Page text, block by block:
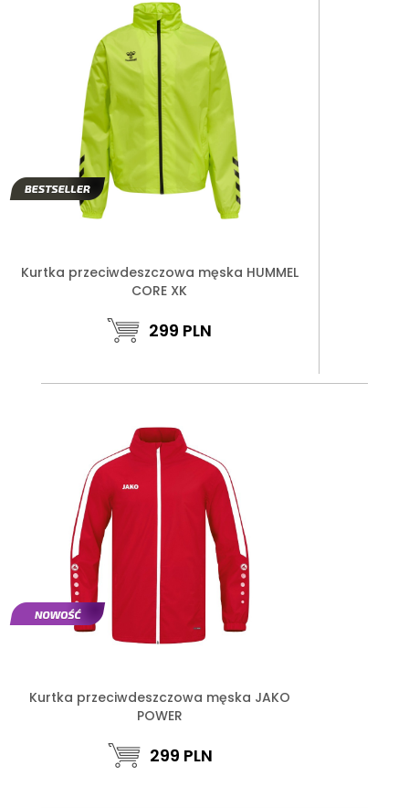
Kurtka przeciwdeszczowa męska HUMMEL
CORE XK
299 PLN
Kurtka przeciwdeszczowa męska JAKO
POWER
299 PLN